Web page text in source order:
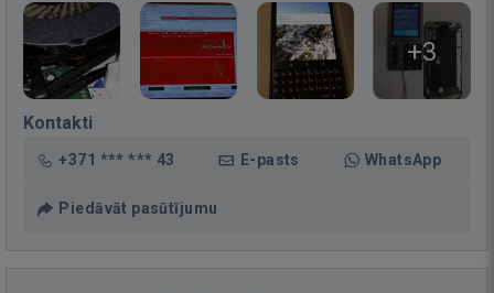
+3
Kontakti
+371 *** *** 43 E-pasts WhatsApp
Piedāvāt pasūtījumu